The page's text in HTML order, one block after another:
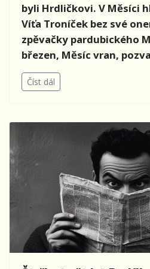
byli Hrdličkovi. V Měsíci
Víťa Troníček bez své
zpěvačky pardubického
březen, Měsíc vran,
Číst dál